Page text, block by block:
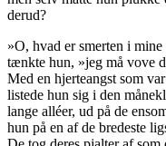
derud?
»O, hvad er smerten i
tænkte hun, »jeg må vove
Med en hjerteangst som
listede hun sig i den
lange alléer, ud på de
hun på en af de bredeste